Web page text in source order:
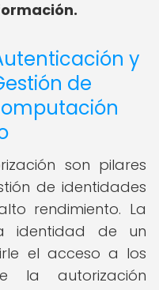
y
de
son pilares
de identidades
rendimiento. La
identidad de un
el acceso a los
la autorización